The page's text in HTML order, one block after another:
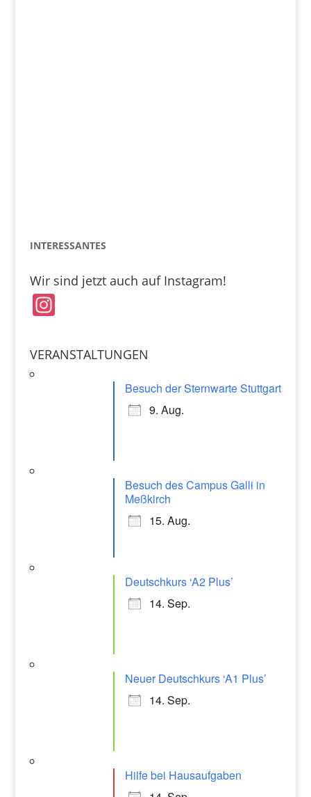
INTERESSANTES
Wir sind jetzt auch auf Instagram!
In
a
VERANSTALTUNGEN
Besuch der Sternwarte Stuttgart
9. Aug.
Besuch des Campus Galli in
Meßkirch
15. Aug.
Deutschkurs ‘A2 Plus’
14. Sep.
Neuer Deutschkurs ‘A1 Plus’
14. Sep.
Hilfe bei Hausaufgaben